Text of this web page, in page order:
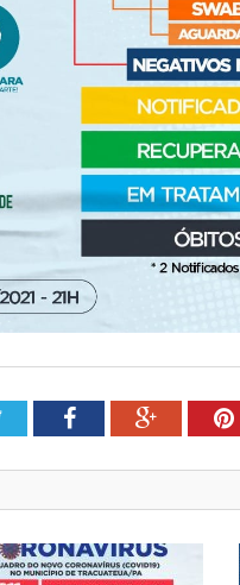
TwitterFacebookGoogle+